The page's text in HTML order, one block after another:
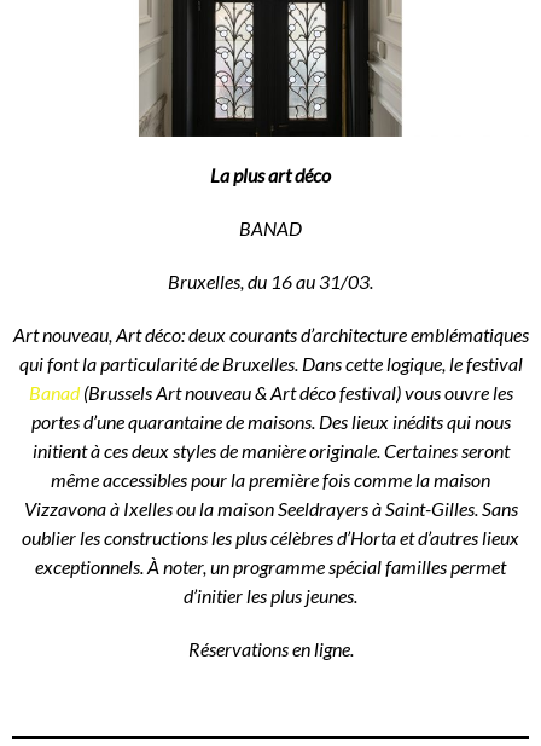
La plus art déco
BANAD
Bruxelles, du 16 au 31/03.
Art nouveau, Art déco: deux courants d’architecture emblématiques
qui font la particularité de Bruxelles. Dans cette logique, le festival
Banad(Brussels Art nouveau & Art déco festival) vous ouvre les
portes d’une quarantaine de maisons. Des lieux inédits qui nous
initient à ces deux styles de manière originale. Certaines seront
même accessibles pour la première fois comme la maison
Vizzavona à Ixelles ou la maison Seeldrayers à Saint-Gilles. Sans
oublier les constructions les plus célèbres d’Horta et d’autres lieux
exceptionnels. À noter, un programme spécial familles permet
d’initier les plus jeunes.
Réservations en ligne.